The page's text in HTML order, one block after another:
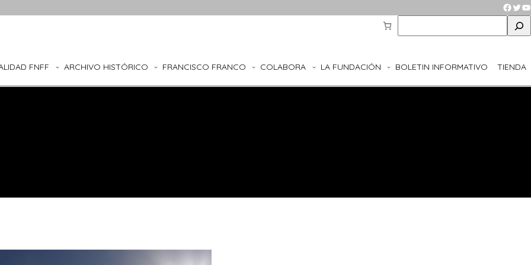
e
r
FNFF ARCHIVO HISTÓRICO FRANCISCO FRANCO COLABORA LA FUNDACIÓN BOLETIN INFORMATIVO TIENDA